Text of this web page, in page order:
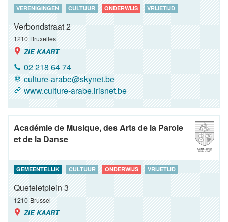
VERENIGINGEN CULTUUR ONDERWIJS VRIJETIJD
Verbondstraat 2
1210 Bruxelles
ZIE KAART
02 218 64 74
culture-arabe@skynet.be
www.culture-arabe.irisnet.be
Académie de Musique, des Arts de la Parole
et de la Danse
GEMEENTELIJK CULTUUR ONDERWIJS VRIJETIJD
Queteletplein 3
1210 Brussel
ZIE KAART